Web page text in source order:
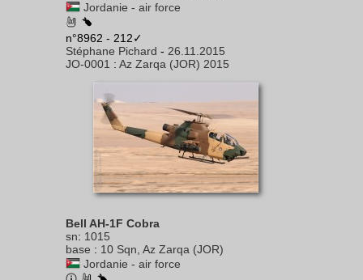
Jordanie - air force
n°8962 - 212✓
Stéphane Pichard - 26.11.2015
JO-0001 : Az Zarqa (JOR) 2015
Bell AH-1F Cobra
sn: 1015
base : 10 Sqn, Az Zarqa (JOR)
Jordanie - air force